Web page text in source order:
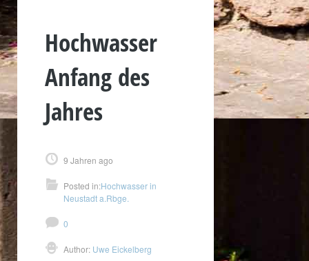
Hochwasser
Anfang des
Jahres
9 Jahren ago
Posted in:Hochwasser in
Neustadt a.Rbge.
0
Author: Uwe Eickelberg